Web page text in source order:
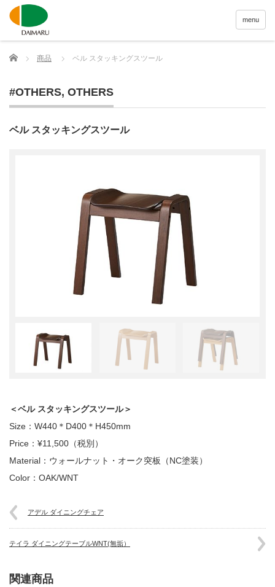
menu
Home 商品 ベル スタッキングスツール
#OTHERS, OTHERS
ベル スタッキングスツール
＜ベル スタッキングスツール＞
Size：W440＊D400＊H450mm
Price：¥11,500（税別）
Material：ウォールナット・オーク突板（NC塗装）
Color：OAK/WNT
アデル ダイニングチェア
テイラ ダイニングテーブルWNT(無垢）
関連商品